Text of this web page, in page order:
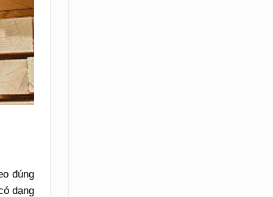
đúng
dạng